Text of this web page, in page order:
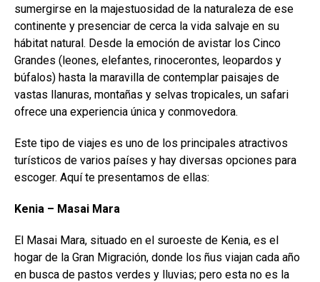
sumergirse en la majestuosidad de la naturaleza de ese
continente y presenciar de cerca la vida salvaje en su
hábitat natural. Desde la emoción de avistar los Cinco
Grandes (leones, elefantes, rinocerontes, leopardos y
búfalos) hasta la maravilla de contemplar paisajes de
vastas llanuras, montañas y selvas tropicales, un safari
ofrece una experiencia única y conmovedora.
Este tipo de viajes es uno de los principales atractivos
turísticos de varios países y hay diversas opciones para
escoger. Aquí te presentamos de ellas:
Kenia – Masai Mara
El Masai Mara, situado en el suroeste de Kenia, es el
hogar de la Gran Migración, donde los ñus viajan cada año
en busca de pastos verdes y lluvias; pero esta no es la